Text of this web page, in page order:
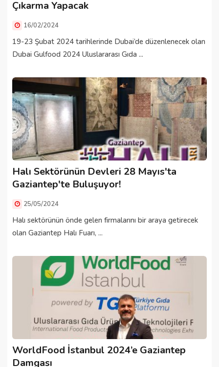
Çıkarma Yapacak
16/02/2024
19-23 Şubat 2024 tarihlerinde Dubai’de düzenlenecek olan
Dubai Gulfood 2024 Uluslararası Gıda ...
Halı Sektörünün Devleri 28 Mayıs'ta
Gaziantep'te Buluşuyor!
25/05/2024
Halı sektörünün önde gelen firmalarını bir araya getirecek
olan Gaziantep Halı Fuarı, ...
WorldFood İstanbul 2024’e Gaziantep
Damgası